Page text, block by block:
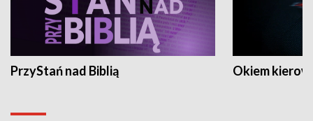
PrzyStań nad Biblią Okiem